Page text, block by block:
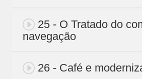
25 - O Tratado do
navegação
26 - Café e